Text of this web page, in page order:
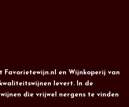
Favorietewijn.nl en Wijnkoperij van
levert. In de
die vrijwel nergens te vinden